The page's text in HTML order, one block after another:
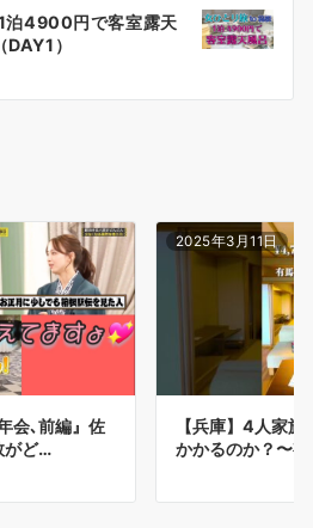
泊4900円で客室露天
）
会､前編』佐
がど…
2025年3月11日
【兵庫】4人家
かかるのか？〜